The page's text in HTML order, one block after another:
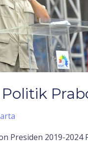
Presiden 2019-